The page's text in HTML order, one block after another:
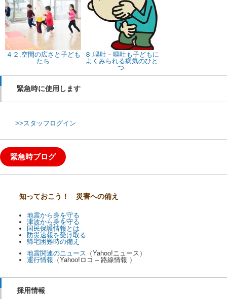
４２.空間の広さと子ども
たち
８.嘔吐－嘔吐も子どもに
よくみられる病気のひと
つ-
緊急時に使用します
>>スタッフログイン
緊急時ブログ
知っておこう！ 災害への備え
地震から身を守る
津波から身を守る
国民保護情報とは
防災速報を受け取る
帰宅困難時の備え
地震関連のニュース （Yahoo!ニュース）
運行情報 （Yahoo!ロコ – 路線情報 ）
採用情報